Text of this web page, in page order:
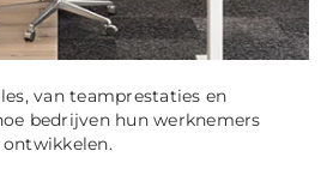
van teamprestaties en
bedrijven hun werknemers